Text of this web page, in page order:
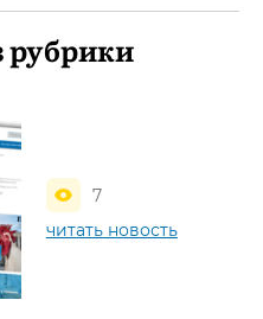
рубрики
7
читать новость